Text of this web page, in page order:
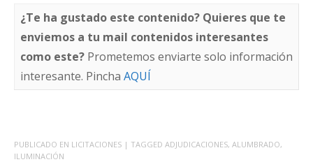
¿Te ha gustado este contenido? Quieres que te
enviemos a tu mail contenidos interesantes
como este? Prometemos enviarte solo información
interesante. Pincha AQUÍ
PUBLICADO EN LICITACIONES | TAGGED ADJUDICACIONES, ALUMBRADO,
ILUMINACIÓN